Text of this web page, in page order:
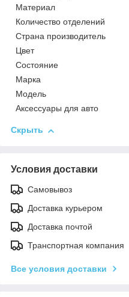
Материал
Количество отделений
Страна производитель
Цвет
Состояние
Марка
Модель
Аксессуары для авто
Скрыть
Условия доставки
Самовывоз
Доставка курьером
Доставка почтой
Транспортная компания
Все условия доставки